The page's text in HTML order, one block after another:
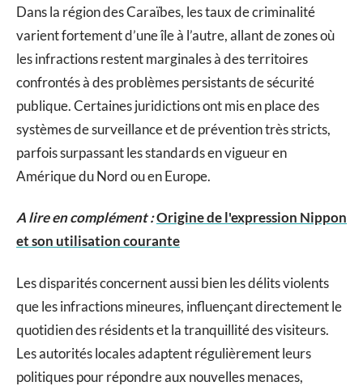
Dans la région des Caraïbes, les taux de criminalité
varient fortement d’une île à l’autre, allant de zones où
les infractions restent marginales à des territoires
confrontés à des problèmes persistants de sécurité
publique. Certaines juridictions ont mis en place des
systèmes de surveillance et de prévention très stricts,
parfois surpassant les standards en vigueur en
Amérique du Nord ou en Europe.
A lire en complément :Origine de l'expression Nippon
et son utilisation courante
Les disparités concernent aussi bien les délits violents
que les infractions mineures, influençant directement le
quotidien des résidents et la tranquillité des visiteurs.
Les autorités locales adaptent régulièrement leurs
politiques pour répondre aux nouvelles menaces,